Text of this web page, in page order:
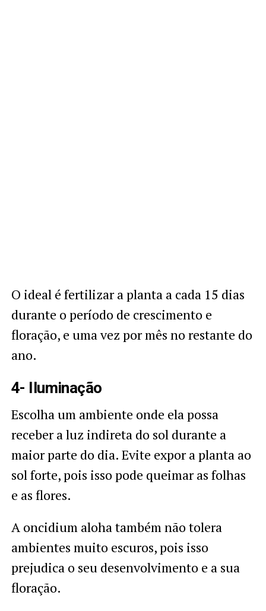
O ideal é fertilizar a planta a cada 15 dias
durante o período de crescimento e
floração, e uma vez por mês no restante do
ano.
4- Iluminação
Escolha um ambiente onde ela possa
receber a luz indireta do sol durante a
maior parte do dia. Evite expor a planta ao
sol forte, pois isso pode queimar as folhas
e as flores.
A oncidium aloha também não tolera
ambientes muito escuros, pois isso
prejudica o seu desenvolvimento e a sua
floração.